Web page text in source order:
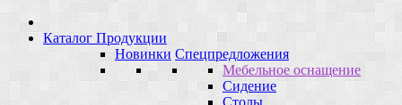
Каталог Продукции
Новинки Спецпредложения
Мебельное оснащение
Сидение
Столы